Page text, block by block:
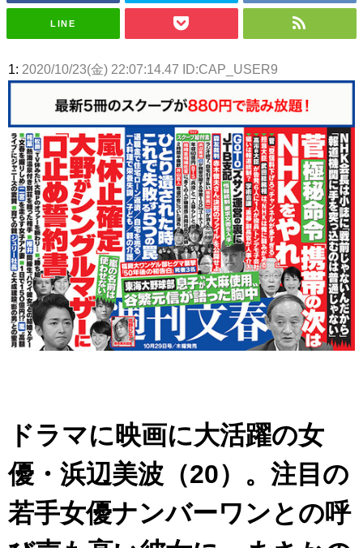
wwwwwwwwwwww
日向坂46まとめのまとめ / 筒井あやめ、アレをチラリ。こういう偶然の方
これも素晴らしい
日向坂46まとめのまとめ / 【日向坂46】五期生着ぐるみ生写真も！ 富田鈴
日向坂46まとめのまとめ / これから彼氏と行為する直前の賀喜遥香、やば
い
アイドル – ぷぅアンテナ / 「乃木坂46ののぎおび⊿」北野日奈子が生配
信！【2022.3.22 17:15〜 SHOWROOM】
アイドル – ぷぅアンテナ / 2022年3月22日（火）のメディア情報
アイドル – ぷぅアンテナ / 【乃木坂46】井上和の『なぎおはぎ』って こん
ぺいとう×いちごみるく×マヨラー星人 と同じと考えてよろしいですか？
アイドル – ぷぅアンテナ / 【乃木坂46】日村勇紀 gif職人が切り抜いた名シ
ーン.gif
ふぇどみ！ / 【悲報】呪術廻戦、視聴率5.1%
ふぇどみ！ / 【画像】スポ－ツキャスターお姉さん・ハメまくりだったｗｗ
ｗｗｗｗｗｗｗｗｗｗ
ふぇどみ！ / 【悲報】母「裕福な過程が高学歴になるとか大嘘。教育に金を
かけまくったうちの息子が団地住みの貧乏に学歴で負けた」
Powered by livedoor 相互RSS
LINE
1: 2020/10/23(金) 22:07:14.47 ID:CAP_USER9
ドラマに映画に大活躍の女
優・浜辺美波（20）。注目の
若手女優ナンバーワンとの呼